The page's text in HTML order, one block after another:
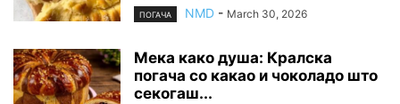
ПОГАЧА NMD - March 30, 2026
Мека како душа: Кралска
погача со какао и чоколадо што
секогаш...